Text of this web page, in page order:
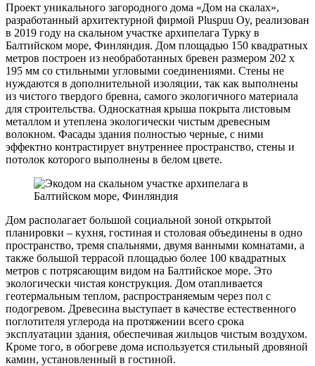
Проект уникального загородного дома «Дом на скалах»,
разработанный архитектурной фирмой Pluspuu Oy, реализован
в 2019 году на скальном участке архипелага Турку в
Балтийском море, Финляндия. Дом площадью 150 квадратных
метров построен из необработанных бревен размером 202 х
195 мм со стильными угловыми соединениями. Стены не
нуждаются в дополнительной изоляции, так как выполнены
из чистого твердого бревна, самого экологичного материала
для строительства. Односкатная крыша покрыта листовым
металлом и утеплена экологически чистым древесным
волокном. Фасады здания полностью черные, с ними
эффектно контрастирует внутреннее пространство, стены и
потолок которого выполнены в белом цвете.
Дом располагает большой социальной зоной открытой
планировки – кухня, гостиная и столовая объединены в одно
пространство, тремя спальнями, двумя ванными комнатами, а
также большой террасой площадью более 100 квадратных
метров с потрясающим видом на Балтийское море. Это
экологически чистая конструкция. Дом отапливается
геотермальным теплом, распространяемым через пол с
подогревом. Древесина выступает в качестве естественного
поглотителя углерода на протяжении всего срока
эксплуатации здания, обеспечивая жильцов чистым воздухом.
Кроме того, в обогреве дома используется стильный дровяной
камин, установленный в гостиной.